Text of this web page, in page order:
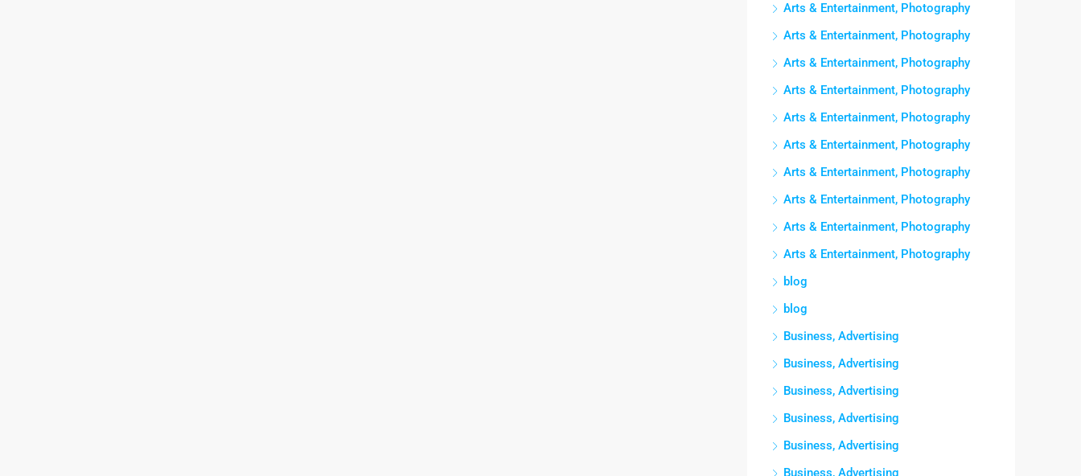
Arts & Entertainment, Photography
Arts & Entertainment, Photography
Arts & Entertainment, Photography
Arts & Entertainment, Photography
Arts & Entertainment, Photography
Arts & Entertainment, Photography
Arts & Entertainment, Photography
Arts & Entertainment, Photography
Arts & Entertainment, Photography
Arts & Entertainment, Photography
blog
blog
Business, Advertising
Business, Advertising
Business, Advertising
Business, Advertising
Business, Advertising
Business, Advertising